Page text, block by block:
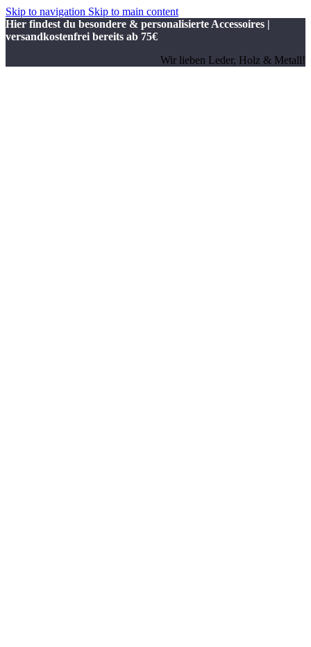
Skip to navigation Skip to main content
Hier findest du besondere & personalisierte Accessoires |
versandkostenfrei bereits ab 75€
Wir lieben Leder, Holz & Metall!